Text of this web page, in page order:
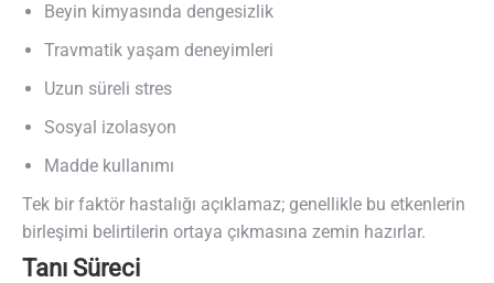
Beyin kimyasında dengesizlik
Travmatik yaşam deneyimleri
Uzun süreli stres
Sosyal izolasyon
Madde kullanımı
Tek bir faktör hastalığı açıklamaz; genellikle bu etkenlerin
birleşimi belirtilerin ortaya çıkmasına zemin hazırlar.
Tanı Süreci